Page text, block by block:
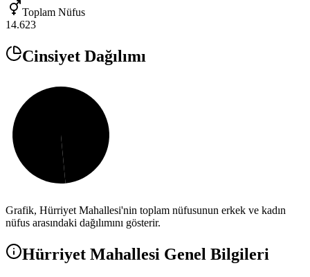
Toplam Nüfus
14.623
Cinsiyet Dağılımı
Grafik, Hürriyet Mahallesi'nin toplam nüfusunun erkek ve kadın
nüfus arasındaki dağılımını gösterir.
Hürriyet Mahallesi Genel Bilgileri